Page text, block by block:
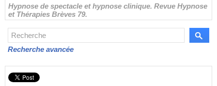
Hypnose de spectacle et hypnose clinique. Revue Hypnose
et Thérapies Brèves 79.
Recherche avancée